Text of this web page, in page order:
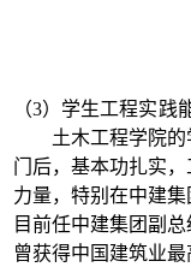
（3）学生工程实践
土木工程学院
门后，基本功扎实
力量，特别在中建
目前任中建集团副
曾获得中国建筑业最